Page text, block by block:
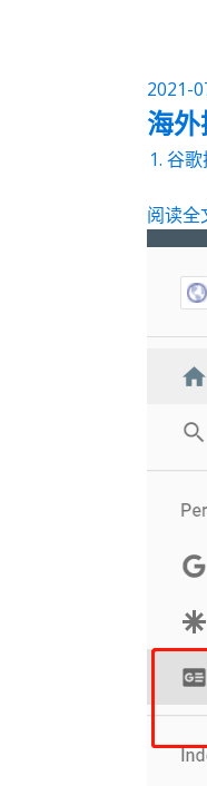
2021-
海外
1. 谷
阅读全